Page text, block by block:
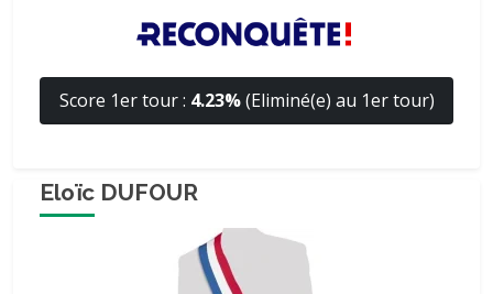
Score 1er tour : 4.23%(Eliminé(e) au 1er tour)
Eloïc DUFOUR